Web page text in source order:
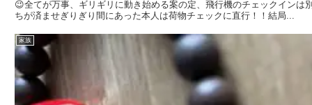
😉全てが万事、ギリギリに動き始める案の定、飛行機のチェックインは
ちが済ませぎりぎり間にあった本人は荷物チェックに直行！！結局...
家族